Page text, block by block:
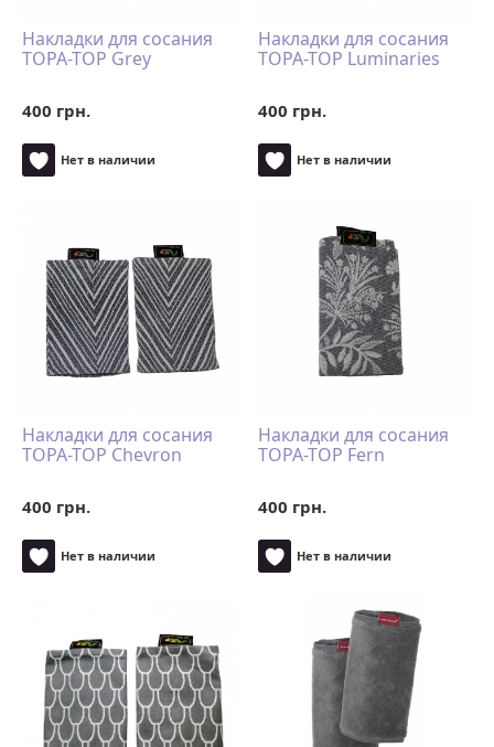
Накладки для сосания
TOPA-TOP Grey
400 грн.
Нет в наличии
Накладки для сосания
TOPA-TOP Luminaries
400 грн.
Нет в наличии
Накладки для сосания
TOPA-TOP Chevron
400 грн.
Нет в наличии
Накладки для сосания
TOPA-TOP Fern
400 грн.
Нет в наличии